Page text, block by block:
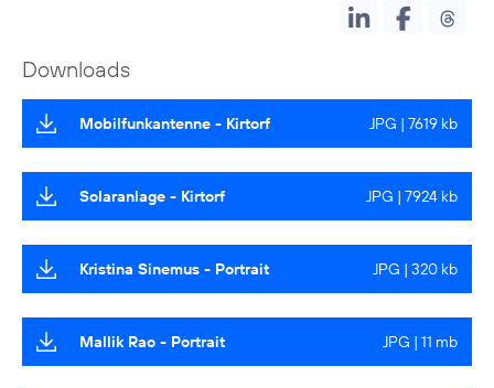
Downloads
Mobilfunkantenne - Kirtorf JPG | 7619 kb
Solaranlage - Kirtorf JPG | 7924 kb
Kristina Sinemus - Portrait JPG | 320 kb
Mallik Rao - Portrait JPG | 11 mb